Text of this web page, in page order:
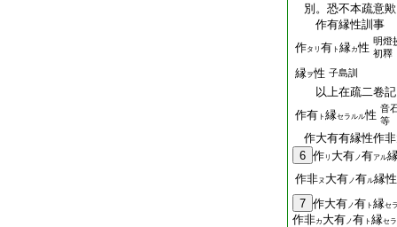
別。恐不本疏意歟
作有縁性訓事
作タリ 有 ト 縁カ性 明燈
初釋
縁ヲ性 子島訓
以上在疏二卷記
作有 ト 縁セラルル性 音
等
作大有有縁性作
6 作 リ 大有ノ有アル
作非ヌ 大有ノ有ル縁性
7 作大有ノ有 ト 縁セ
作非カ 大有ノ有 ト 縁セ